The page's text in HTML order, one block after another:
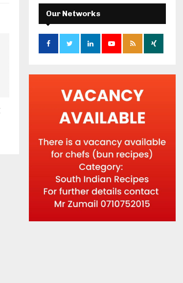
Our Networks